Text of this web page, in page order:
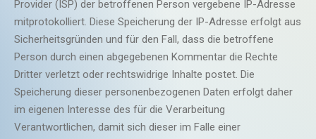
Provider (ISP) der betroffenen Person vergebene IP-Adresse
mitprotokolliert. Diese Speicherung der IP-Adresse erfolgt aus
Sicherheitsgründen und für den Fall, dass die betroffene
Person durch einen abgegebenen Kommentar die Rechte
Dritter verletzt oder rechtswidrige Inhalte postet. Die
Speicherung dieser personenbezogenen Daten erfolgt daher
im eigenen Interesse des für die Verarbeitung
Verantwortlichen, damit sich dieser im Falle einer